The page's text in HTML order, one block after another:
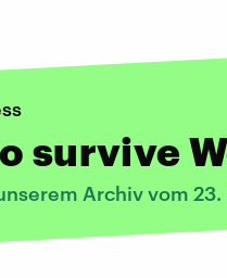
survive
Archiv vom